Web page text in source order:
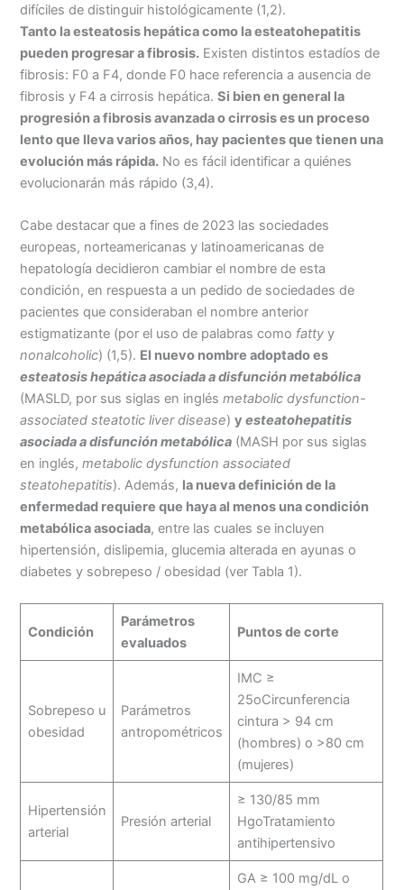
difíciles de distinguir histológicamente (1,2).
Tanto la esteatosis hepática como la esteatohepatitis
pueden progresar a fibrosis. Existen distintos estadíos de
fibrosis: F0 a F4, donde F0 hace referencia a ausencia de
fibrosis y F4 a cirrosis hepática.Si bien en general la
progresión a fibrosis avanzada o cirrosis es un proceso
lento que lleva varios años, hay pacientes que tienen una
evolución más rápida. No es fácil identificar a quiénes
evolucionarán más rápido (3,4).
Cabe destacar que a fines de 2023 las sociedades
europeas, norteamericanas y latinoamericanas de
hepatología decidieron cambiar el nombre de esta
condición, en respuesta a un pedido de sociedades de
pacientes que consideraban el nombre anterior
estigmatizante (por el uso de palabras como fattyy
nonalcoholic) (1,5). El nuevo nombre adoptado es
esteatosis hepática asociada a disfunción metabólica
(MASLD, por sus siglas en inglésmetabolic dysfunction-
associated steatotic liver disease)yesteatohepatitis
asociada a disfunción metabólica (MASH por sus siglas
en inglés,metabolic dysfunction associated
steatohepatitis). Además, la nueva definición de la
enfermedad requiere que haya al menos una condición
metabólica asociada, entre las cuales se incluyen
hipertensión, dislipemia, glucemia alterada en ayunas o
diabetes y sobrepeso / obesidad (ver Tabla 1).
Condición
Parámetros
evaluados
Puntos de corte
Sobrepeso u
obesidad
Parámetros
antropométricos
IMC ≥
25oCircunferencia
cintura > 94 cm
(hombres) o >80 cm
(mujeres)
Hipertensión
arterial
Presión arterial
≥ 130/85 mm
HgoTratamiento
antihipertensivo
GA ≥ 100 mg/dL o